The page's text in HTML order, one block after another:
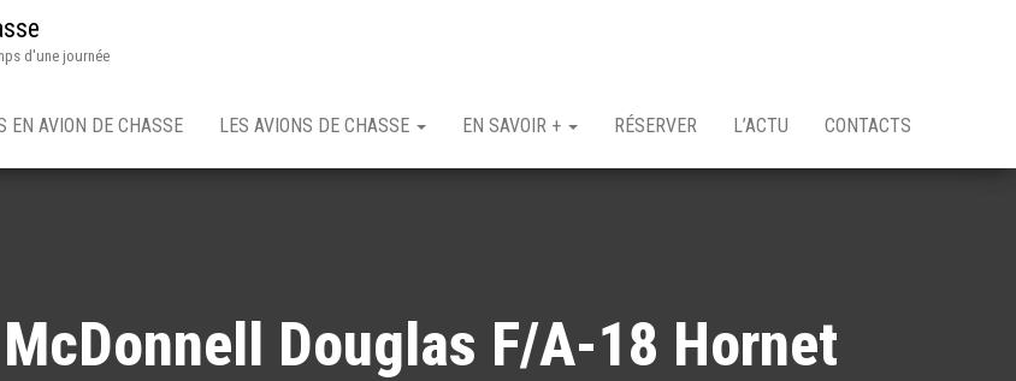
d'une journée
EN AVION DE CHASSE LES AVIONS DE CHASSE EN SAVOIR + RÉSERVER L’ACTU CONTACTS
Douglas F/A-18 Hornet